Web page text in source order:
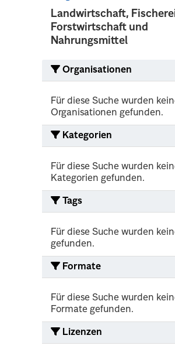
Landwirtschaft,
Forstwirtschaft und
Nahrungsmittel
Organisationen
Für diese Suche wurden
Organisationen gefunden.
Kategorien
Für diese Suche wurden
Kategorien gefunden.
Tags
Für diese Suche wurden
gefunden.
Formate
Für diese Suche wurden
Formate gefunden.
Lizenzen